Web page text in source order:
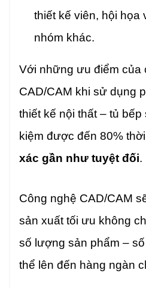
thiết kế viên, hội họa
nhóm khác.
Với những ưu điểm của
CAD/CAM khi sử dụng
thiết kế nội thất – tủ bếp
kiệm được đến 80%
xác gần như tuyệt đối.
Công nghệ CAD/CAM
sản xuất tối ưu không
số lượng sản phẩm –
thể lên đến hàng ngàn